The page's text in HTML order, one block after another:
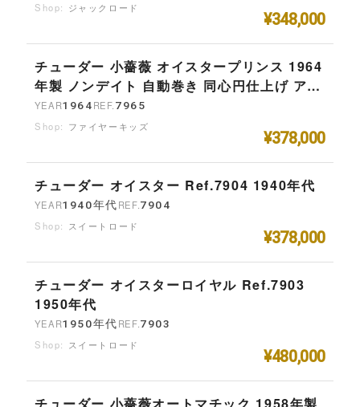
ジャックロード
¥348,000
チューダー 小薔薇 オイスタープリンス 1964
年製 ノンデイト 自動巻き 同心円仕上げ アル
ファハンド ロレックス製ケース、リューズ
YEAR1964REF.7965
ファイヤーキッズ
¥378,000
チューダー オイスター Ref.7904 1940年代
YEAR1940年代REF.7904
スイートロード
¥378,000
チューダー オイスターロイヤル Ref.7903
1950年代
YEAR1950年代REF.7903
スイートロード
¥480,000